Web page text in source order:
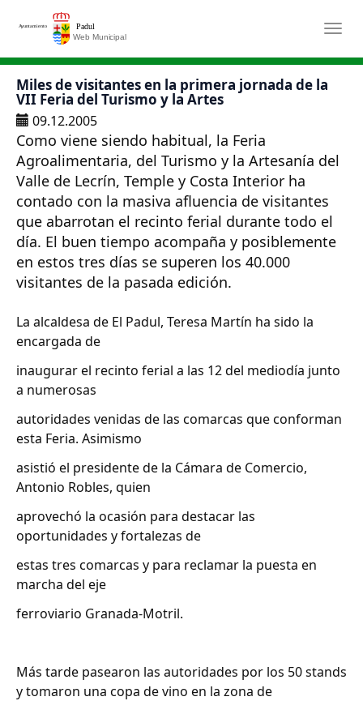
Saltar al contenido principal
Miles de visitantes en la primera jornada de la
VII Feria del Turismo y la Artes
09.12.2005
Como viene siendo habitual, la Feria
Agroalimentaria, del Turismo y la Artesanía del
Valle de Lecrín, Temple y Costa Interior ha
contado con la masiva afluencia de visitantes
que abarrotan el recinto ferial durante todo el
día. El buen tiempo acompaña y posiblemente
en estos tres días se superen los 40.000
visitantes de la pasada edición.
La alcaldesa de El Padul, Teresa Martín ha sido la
encargada de
inaugurar el recinto ferial a las 12 del mediodía junto
a numerosas
autoridades venidas de las comarcas que conforman
esta Feria. Asimismo
asistió el presidente de la Cámara de Comercio,
Antonio Robles, quien
aprovechó la ocasión para destacar las
oportunidades y fortalezas de
estas tres comarcas y para reclamar la puesta en
marcha del eje
ferroviario Granada-Motril.
Más tarde pasearon las autoridades por los 50 stands
y tomaron una copa de vino en la zona de